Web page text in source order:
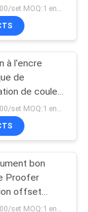
USD2000-5800/set MOQ:1 ensemble
à l'encre
de
de couleur
Flexo quatre
bon
Proofer
offset